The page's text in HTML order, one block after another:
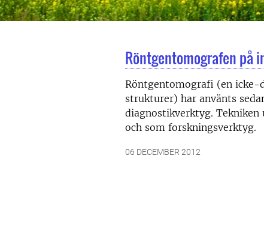
Röntgentomografen på
Röntgentomografi (en icke-
strukturer) har använts
diagnostikverktyg.
och som forskningsverktyg.
06 DECEMBER 2012